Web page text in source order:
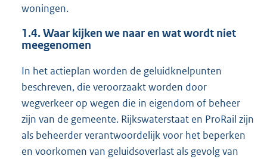
woningen.
1.4.Waar kijken we naar en wat wordt niet
meegenomen
In het actieplan worden de geluidknelpunten
beschreven, die veroorzaakt worden door
wegverkeer op wegen die in eigendom of beheer
zijn van de gemeente. Rijkswaterstaat en ProRail zijn
als beheerder verantwoordelijk voor het beperken
en voorkomen van geluidsoverlast als gevolg van